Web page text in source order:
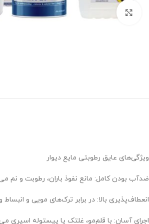
برای بزرگنمایی کلیک کنید
ویژگی‌های عایق رطوبتی مایع دیوار
ضدآب بودن کامل: مانع نفوذ باران، رطوبت و نم
انعطاف‌پذیری بالا: در برابر ترک‌های مویی و
اجرای آسان: با قلم‌مو، غلتک یا پیستوله اسپری